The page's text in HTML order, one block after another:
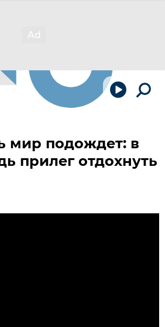
мир подождет: в
прилег отдохнуть